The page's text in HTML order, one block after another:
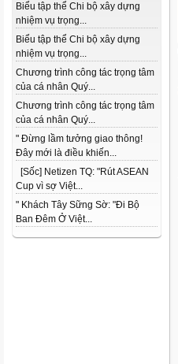
Biểu tập thể Chi bộ xây dựng
nhiệm vụ trọng...
Biểu tập thể Chi bộ xây dựng
nhiệm vụ trọng...
Chương trình công tác trọng tâm
của cá nhân Quý...
Chương trình công tác trọng tâm
của cá nhân Quý...
" Đừng lầm tưởng giao thông!
Đây mới là điều khiến...
[Sốc] Netizen TQ: "Rút ASEAN
Cup vì sợ Việt...
" Khách Tây Sững Sờ: "Đi Bộ
Ban Đêm Ở Việt...